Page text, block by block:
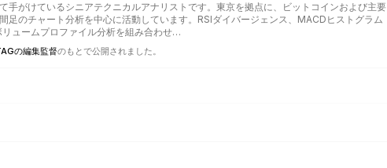
手がけているシニアテクニカルアナリストです。東京を拠点に、ビットコインおよび主要
足のチャート分析を中心に活動しています。RSIダイバージェンス、MACDヒストグラム
ュームプロファイル分析を組み合わせ…
の編集監督のもとで公開されました。